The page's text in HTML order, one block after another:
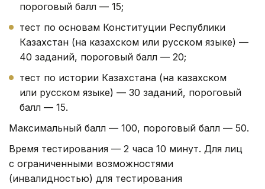
пороговый балл — 15;
тест по основам Конституции Республики
Казахстан (на казахском или русском языке) —
40 заданий, пороговый балл — 20;
тест по истории Казахстана (на казахском
или русском языке) — 30 заданий, пороговый
балл — 15.
Максимальный балл — 100, пороговый балл — 50.
Время тестирования — 2 часа 10 минут. Для лиц
с ограниченными возможностями
(инвалидностью) для тестирования